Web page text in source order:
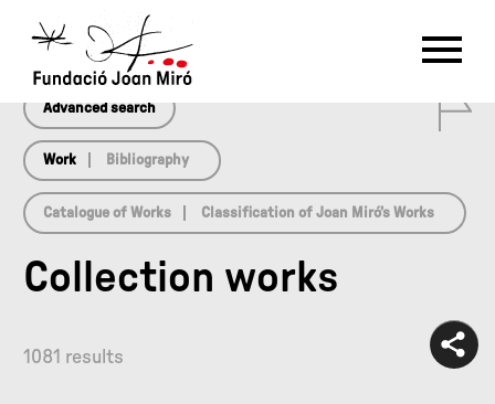
CAT
RU
中文
NL
PT
Advanced search
Work Bibliography
Catalogue of Works Classification of Joan Miró’s Works
Collection works
1081 results